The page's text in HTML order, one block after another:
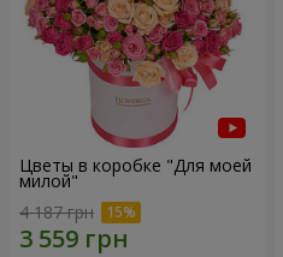
Цветы в коробке "Для моей
милой"
4 187 грн